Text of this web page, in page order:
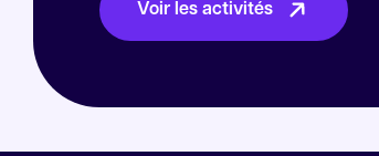
Voir les activités